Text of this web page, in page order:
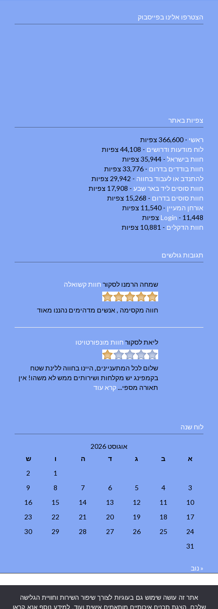
הצטרפו אלינו בפייסבוק
צפיות באתר
ראשי - 366,600 צפיות
לוח מודעות ודרושים - 44,108 צפיות
חוות בישראל - 35,944 צפיות
חוות בודדים בדרום - 33,776 צפיות
להתנדב או לעבוד בחווה - 29,942 צפיות
חוות סוסים ליד באר שבע - 17,908 צפיות
חוות סוסים בדרום - 15,268 צפיות
אורחן המעיין - 11,540 צפיות
Login - 11,448 צפיות
חוות הדקלים - 10,881 צפיות
תגובות גולשים
שמחה הרמנו לסקור חוות קשואלה
חווה מקסימה , אנשים מדהימים נהננו מאוד
ליאתלסקור חוות מונפורטויטו
שלום לכל המתעניינים, היינו בחווה ללינת שטח
בקמפינג יש מקלחות ושירותים ממש לא משהו! אין
תאורה מספי...קרא עוד
לוח שנה
אוגוסט 2026
א
ב ג ד ה ו
ש
1
2
3
4
5
6
7
8
9
10
11
12
13
14
15
16
17
18
19
20
21
22
23
24
25
26
27
28
29
30
31
« נוב
אתרים בבאר שבע|
אתר זה עושה שימוש גם בעוגיות לצורך שיפור השירות וחוויית הגלישה
שלכם, הצגת תכנים איכותיים מותאמים אישית ועוד. למידע נוסף אנא קראו